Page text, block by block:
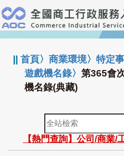
跳
到
主
要
:::
||首頁〉商業環境〉特定
遊戲機名錄〉第365會
機名錄(典藏)
全
站
檢
索
【熱門查詢】公司/商業/